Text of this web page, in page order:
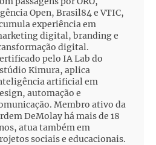
Open, Brasil84 e VTIC,
experiência em
digital, branding e
digital.
pelo IA Lab do
Kimura, aplica
artificial em
automação e
Membro ativo da
DeMolay há mais de 18
atua também em
sociais e educacionais.